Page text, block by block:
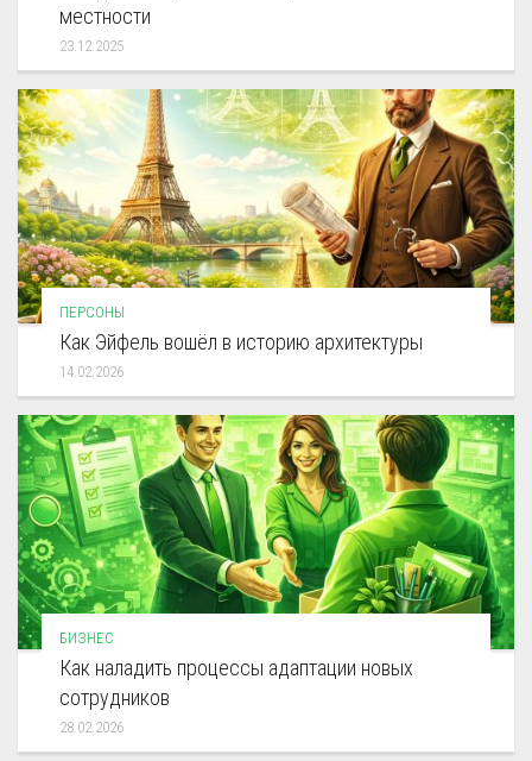
местности
23.12.2025
ПЕРСОНЫ
Как Эйфель вошёл в историю архитектуры
14.02.2026
БИЗНЕС
Как наладить процессы адаптации новых
сотрудников
28.02.2026